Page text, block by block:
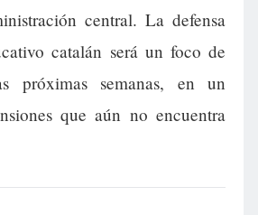
central. La defensa
catalán será un foco de
próximas semanas, en un
que aún no encuentra